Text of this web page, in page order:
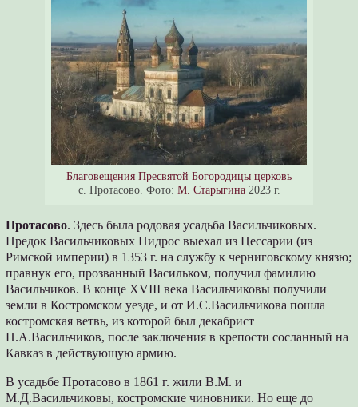
Благовещения Пресвятой Богородицы церковь
c. Протасово. Фото: М. Старыгина2023 г.
Протасово. Здесь была родовая усадьба Васильчиковых.
Предок Васильчиковых Нидрос выехал из Цессарии (из
Римской империи) в 1353 г. на службу к черниговскому князю;
правнук его, прозванный Васильком, получил фамилию
Васильчиков. В конце XVIII века Васильчиковы получили
земли в Костромском уезде, и от И.С.Васильчикова пошла
костромская ветвь, из которой был декабрист
Н.А.Васильчиков, после заключения в крепости сосланный на
Кавказ в действующую армию.
В усадьбе Протасово в 1861 г. жили В.М. и
М.Д.Васильчиковы, костромские чиновники. Но еще до